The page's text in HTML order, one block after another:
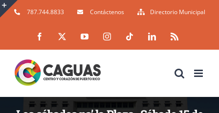
Skip
787.744.8833 Contáctenos Directorio Municipal
Facebook YouTubeInstagramTiktok LinkedIn